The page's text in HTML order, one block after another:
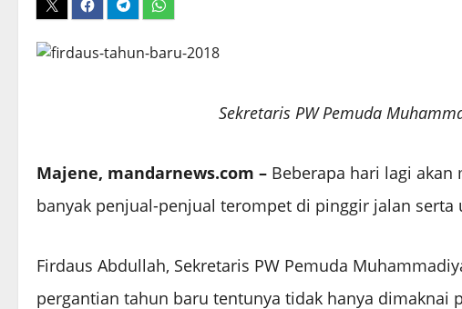
Sekretaris PW Pemuda
Majene, mandarnews.com – Beberapa hari lagi
banyak penjual-penjual terompet di pinggir jalan serta
Firdaus Abdullah, Sekretaris PW Pemuda
pergantian tahun baru tentunya tidak hanya dimaknai